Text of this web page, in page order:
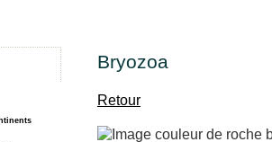
Bryozoa
Retour